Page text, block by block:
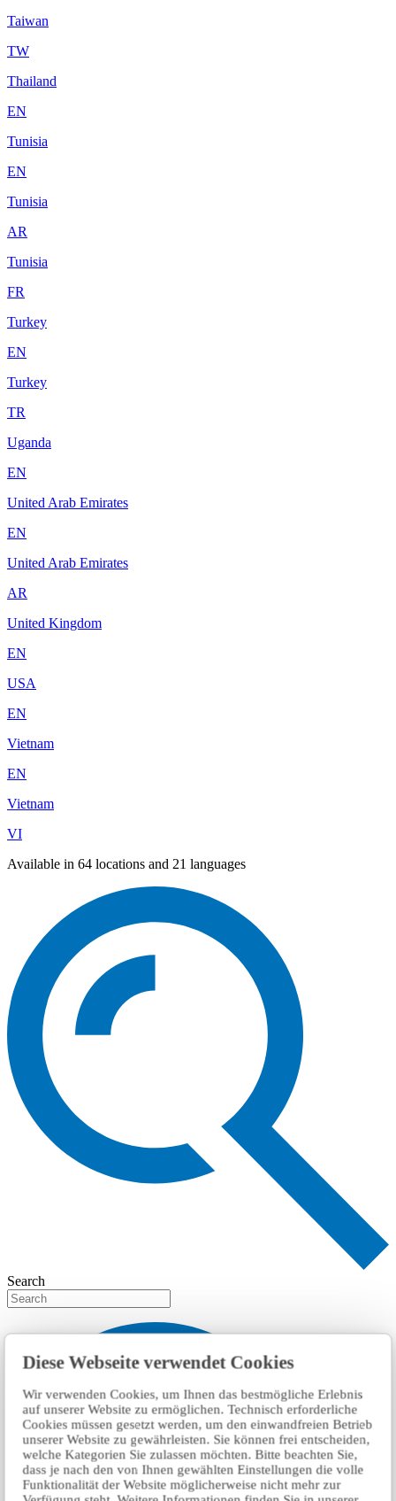
Diese Webseite verwendet Cookies
Wir verwenden Cookies, um Ihnen das bestmögliche Erlebnis
auf unserer Website zu ermöglichen. Technisch erforderliche
Cookies müssen gesetzt werden, um den einwandfreien Betrieb
unserer Website zu gewährleisten. Sie können frei entscheiden,
welche Kategorien Sie zulassen möchten. Bitte beachten Sie,
dass je nach den von Ihnen gewählten Einstellungen die volle
Funktionalität der Website möglicherweise nicht mehr zur
Taiwan
TW
Thailand
EN
Tunisia
EN
Tunisia
AR
Tunisia
FR
Turkey
EN
Turkey
TR
Uganda
EN
United Arab Emirates
EN
United Arab Emirates
AR
United Kingdom
EN
USA
EN
Vietnam
EN
Vietnam
VI
Available in 64 locations and 21 languages
Search